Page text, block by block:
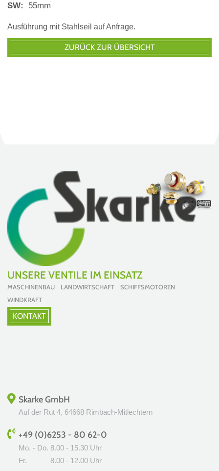
SW: 55mm
Ausführung mit Stahlseil auf Anfrage.
UNSERE VENTILE IM EINSATZ
MASCHINENBAU LANDWIRTSCHAFT SCHIFFSMOTOREN
WINDKRAFT
KONTAKT
Skarke GmbH
Auf der Rut 4, 64668 Rimbach-Mitlechtern
+49 (0)6253 - 80 62-0
Mo. - Do. 8.00 - 15.30 Uhr
Fr.
8.00 - 12.00 Uhr